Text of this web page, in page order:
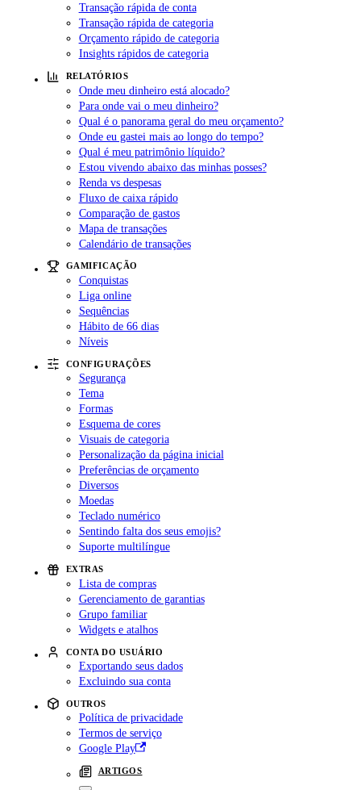
Transação rápida de conta
Transação rápida de categoria
Orçamento rápido de categoria
Insights rápidos de categoria
RELATÓRIOS
Onde meu dinheiro está alocado?
Para onde vai o meu dinheiro?
Qual é o panorama geral do meu orçamento?
Onde eu gastei mais ao longo do tempo?
Qual é meu patrimônio líquido?
Estou vivendo abaixo das minhas posses?
Renda vs despesas
Fluxo de caixa rápido
Comparação de gastos
Mapa de transações
Calendário de transações
GAMIFICAÇÃO
Conquistas
Liga online
Sequências
Hábito de 66 dias
Níveis
CONFIGURAÇÕES
Segurança
Tema
Formas
Esquema de cores
Visuais de categoria
Personalização da página inicial
Preferências de orçamento
Diversos
Moedas
Teclado numérico
Sentindo falta dos seus emojis?
Suporte multilíngue
EXTRAS
Lista de compras
Gerenciamento de garantias
Grupo familiar
Widgets e atalhos
CONTA DO USUÁRIO
Exportando seus dados
Excluindo sua conta
OUTROS
Política de privacidade
Termos de serviço
Google Play
ARTIGOS